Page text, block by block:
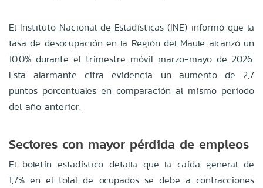
El Instituto Nacional de Estadísticas (INE) informó que la
tasa de desocupación en la Región del Maule alcanzó un
10,0% durante el trimestre móvil marzo-mayo de 2026.
Esta alarmante cifra evidencia un aumento de 2,7
puntos porcentuales en comparación al mismo periodo
del año anterior.
Sectores con mayor pérdida de empleos
El boletín estadístico detalla que la caída general de
1,7% en el total de ocupados se debe a contracciones